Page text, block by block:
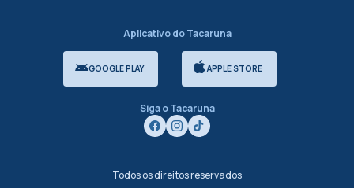
Aplicativo do Tacaruna
GOOGLE PLAY APPLE STORE
Siga o Tacaruna
Todos os direitos reservados